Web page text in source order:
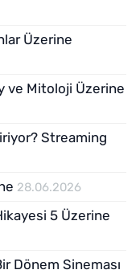
Üzerine
ve Mitoloji Üzerine
Streaming
28.06.2026
5 Üzerine
Dönem Sineması